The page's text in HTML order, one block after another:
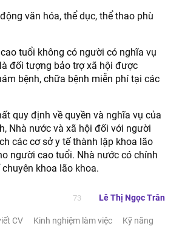
văn hóa, thể dục, thể thao phù
tuổi không có người có nghĩa vụ
đối tượng bảo trợ xã hội được
bệnh, chữa bệnh miễn phí tại các
quy định về quyền và nghĩa vụ của
Nhà nước và xã hội đối với người
các cơ sở y tế thành lập khoa lão
người cao tuổi. Nhà nước có chính
khoa lão khoa.
73 Lê Thị Ngọc Trân
CV Kinh nghiệm làm việc Kỹ năng